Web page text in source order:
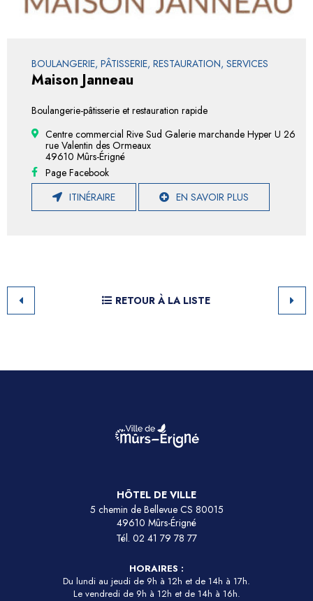
BOULANGERIE, PÂTISSERIE, RESTAURATION, SERVICES
Maison Janneau
Boulangerie-pâtisserie et restauration rapide
Centre commercial Rive Sud Galerie marchande Hyper U 26
rue Valentin des Ormeaux
49610 Mûrs-Érigné
Page Facebook
ITINÉRAIRE
EN SAVOIR PLUS
RETOUR À LA LISTE
HÔTEL DE VILLE
5 chemin de Bellevue CS 80015
49610 Mûrs-Érigné
Tél. 02 41 79 78 77
HORAIRES :
Du lundi au jeudi de 9h à 12h et de 14h à 17h.
Le vendredi de 9h à 12h et de 14h à 16h.